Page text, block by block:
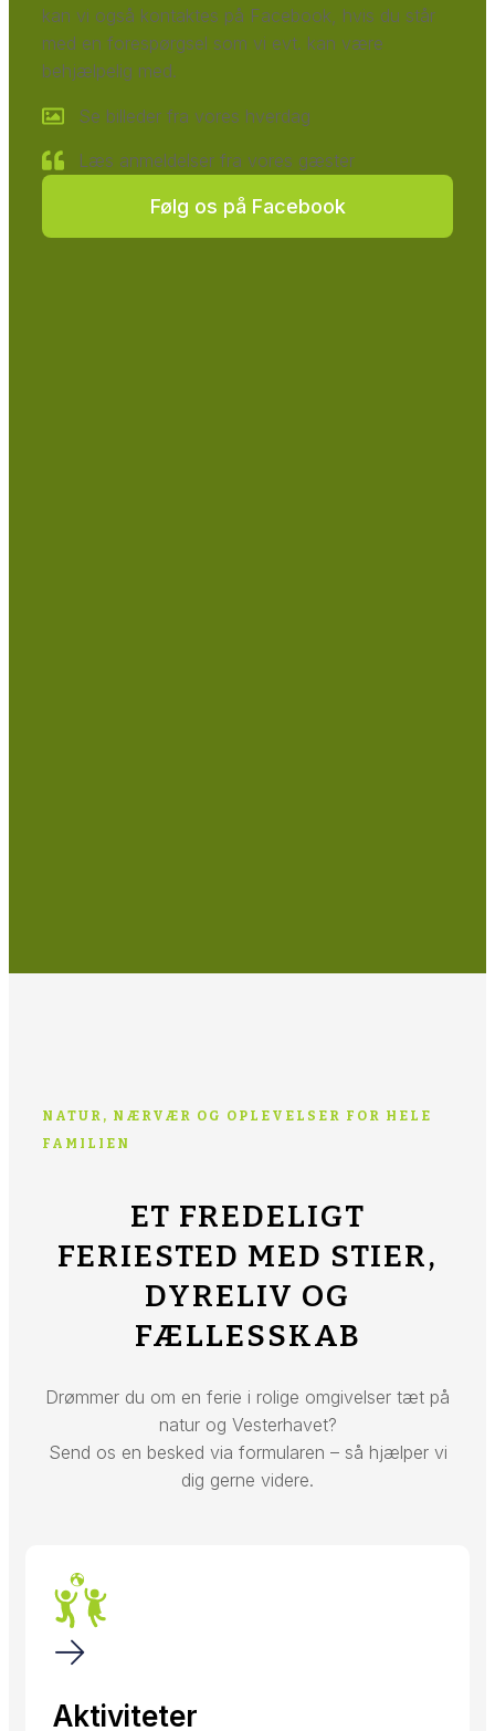
kan vi også kontaktes på Facebook, hvis du står
med en forespørgsel som vi evt. kan være
behjælpelig med.
Se billeder fra vores hverdag
Læs anmeldelser fra vores gæster
Følg os på Facebook
NATUR, NÆRVÆR OG OPLEVELSER FOR HELE
FAMILIEN
ET FREDELIGT
FERIESTED MED STIER,
DYRELIV OG
FÆLLESSKAB
Drømmer du om en ferie i rolige omgivelser tæt på
natur og Vesterhavet?
Send os en besked via formularen – så hjælper vi
dig gerne videre.
Aktiviteter